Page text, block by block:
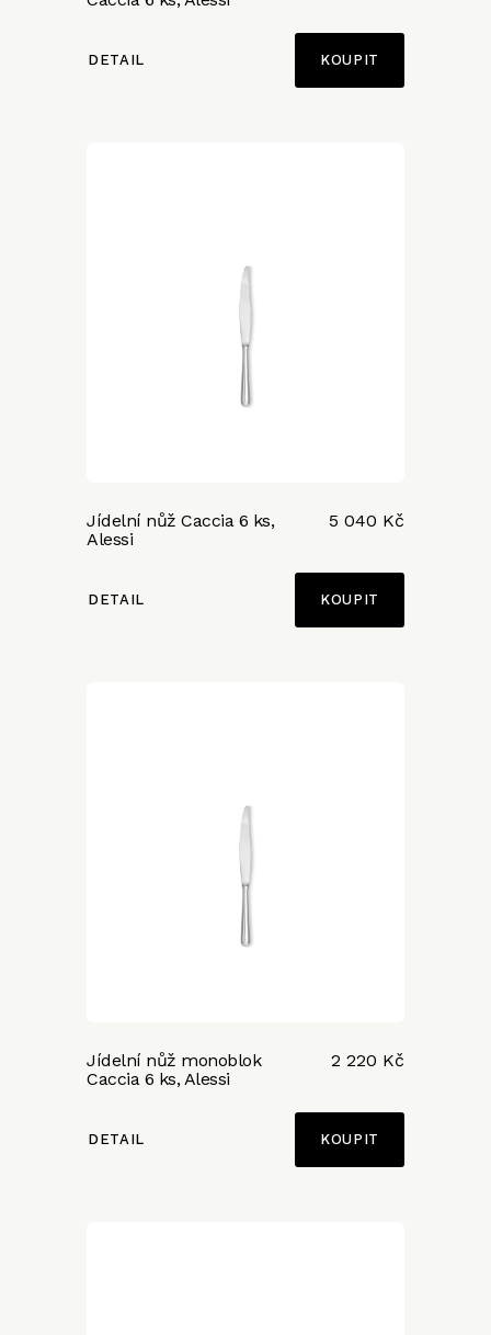
DETAIL
Jídelní nůž Caccia 6 ks,
Alessi
5 040 Kč
DETAIL
Jídelní nůž monoblok
Caccia 6 ks, Alessi
2 220 Kč
DETAIL